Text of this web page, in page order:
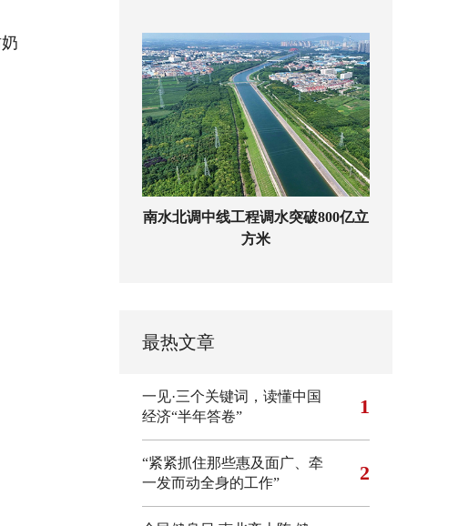
南水北调中线工程调水突破800亿立
方米
最热文章
一见·三个关键词，读懂中国
经济“半年答卷”
1
“紧紧抓住那些惠及面广、牵
一发而动全身的工作”
2